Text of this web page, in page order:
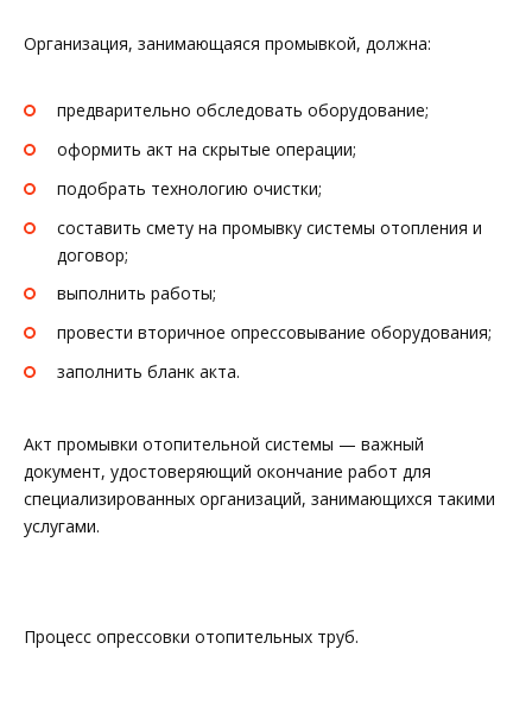
Организация, занимающаяся промывкой, должна:
предварительно обследовать оборудование;
оформить акт на скрытые операции;
подобрать технологию очистки;
составить смету на промывку системы отопления и
договор;
выполнить работы;
провести вторичное опрессовывание оборудования;
заполнить бланк акта.
Акт промывки отопительной системы — важный
документ, удостоверяющий окончание работ для
специализированных организаций, занимающихся такими
услугами.
Процесс опрессовки отопительных труб.